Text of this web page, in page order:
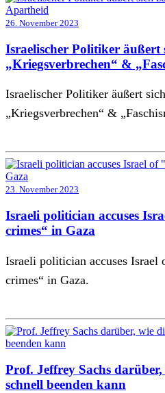
26. November 2023
Israelischer Politiker äußert
„Kriegsverbrechen“ &
Israelischer Politiker äußert
„Kriegsverbrechen“ &
23. November 2023
Israeli politician accuses
crimes“ in Gaza
Israeli politician accuses Israel
crimes“ in Gaza.
Prof. Jeffrey Sachs
schnell beenden kann